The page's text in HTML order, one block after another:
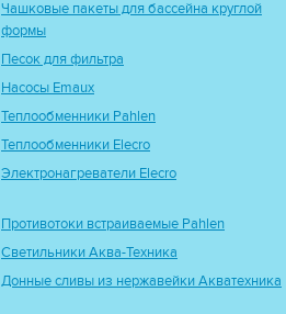
Чашковые пакеты для бассейна круглой
формы
Песок для фильтра
Насосы Emaux
Теплообменники Pahlen
Теплообменники Elecro
Электронагреватели Elecro
Противотоки встраиваемые Pahlen
Светильники Аква-Техника
Донные сливы из нержавейки Акватехника